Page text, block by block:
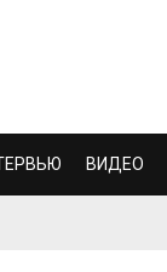
ВИДЕО